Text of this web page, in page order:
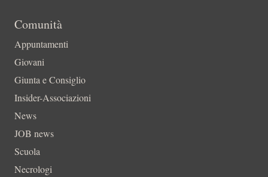
Comunità
Appuntamenti
Giovani
Giunta e Consiglio
Insider-Associazioni
News
JOB news
Scuola
Necrologi